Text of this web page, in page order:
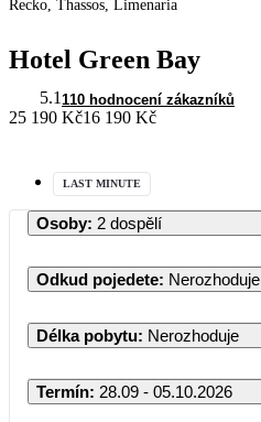
Řecko, Thassos, Limenaria
Hotel Green Bay
5.1 110 hodnocení zákazníků
25 190 Kč16 190 Kč
LAST MINUTE
Osoby: 2 dospělí
Odkud pojedete: Nerozhoduje
Délka pobytu: Nerozhoduje
Termín: 28.09 - 05.10.2026